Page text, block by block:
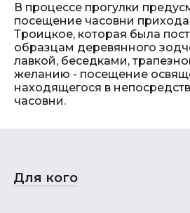
В процессе прогулки
посещение часовни
Троицкое, которая была
образцам деревянного
лавкой, беседками,
желанию - посещение
находящегося в
часовни.
Для кого